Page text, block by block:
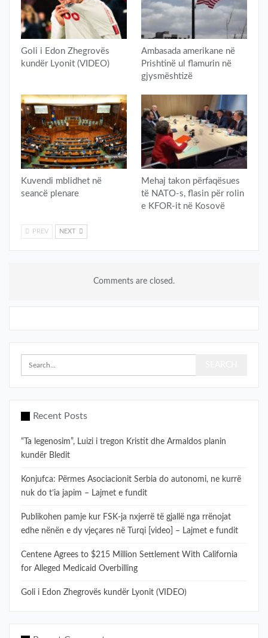
Goli i Edon Zhegrovës
kundër Lyonit (VIDEO)
Ambasada amerikane në
Prishtinë ul flamurin në
gjysmështizë
​Kuvendi mblidhet në
seancë plenare
Mehaj takon përfaqësues
të NATO-s, flasin për rolin
e KFOR-it në Kosovë
PREV NEXT
Comments are closed.
Recent Posts
“Ta legenosim”, Luizi i tregon Kristit dhe Armaldos planin
kundër Bledit
Konjufca: Përmes Asociacionit Serbia do autonomi, ne kurrë
nuk do t’ia japim – Lajmet e fundit
Publikohen pamje kur FSK-ja nxjerrë të gjallë nga rrënojat
edhe nënën e dy vjeçares në Turqi [video] – Lajmet e fundit
Centene Agrees to $215 Million Settlement With California
for Alleged Medicaid Overbilling
Goli i Edon Zhegrovës kundër Lyonit (VIDEO)